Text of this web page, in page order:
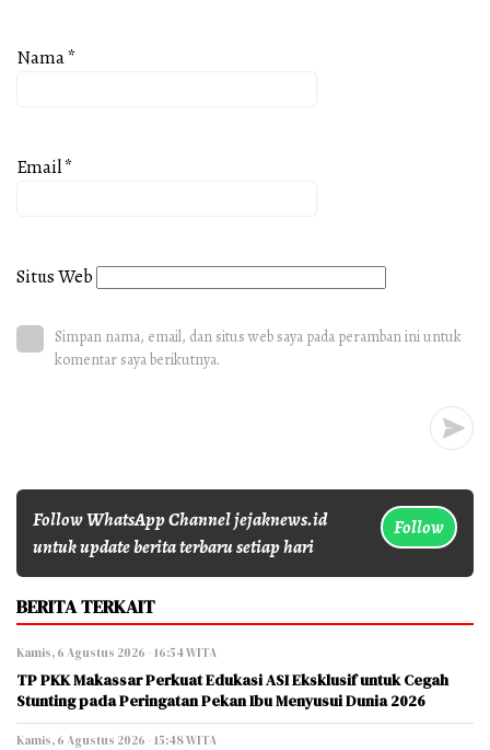
Nama*
Email*
Situs Web
Simpan nama, email, dan situs web saya pada peramban ini untuk
komentar saya berikutnya.
Follow WhatsApp Channel jejaknews.id
untuk update berita terbaru setiap hari
Follow
BERITA TERKAIT
Kamis, 6 Agustus 2026 - 16:54 WITA
TP PKK Makassar Perkuat Edukasi ASI Eksklusif untuk Cegah
Stunting pada Peringatan Pekan Ibu Menyusui Dunia 2026
Kamis, 6 Agustus 2026 - 15:48 WITA